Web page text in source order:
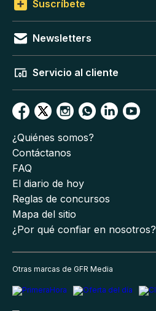
Suscríbete
Newsletters
Servicio al cliente
¿Quiénes somos?
Contáctanos
FAQ
El diario de hoy
Reglas de concursos
Mapa del sitio
¿Por qué confiar en nosotros?
Otras marcas de GFR Media